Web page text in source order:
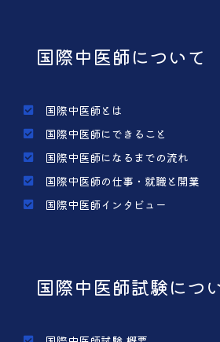
国際中医師について
国際中医師とは
国際中医師にできること
国際中医師になるまでの流れ
国際中医師の仕事・就職と開業
国際中医師インタビュー
国際中医師試験につ